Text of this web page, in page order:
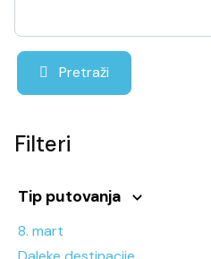
Pretraži
Filteri
Tip putovanja
8. mart